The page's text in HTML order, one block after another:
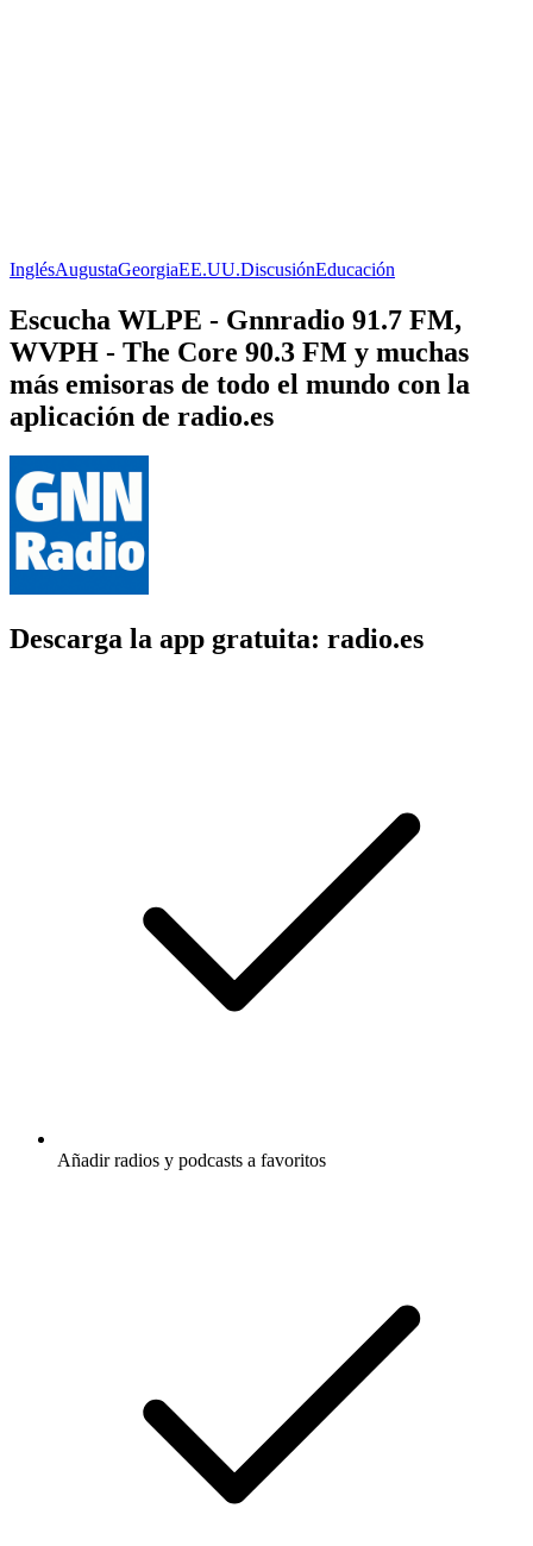
InglésAugustaGeorgiaEE.UU.DiscusiónEducación
Escucha WLPE - Gnnradio 91.7 FM,
WVPH - The Core 90.3 FM y muchas
más emisoras de todo el mundo con la
aplicación de radio.es
Descarga la app gratuita: radio.es
Añadir radios y podcasts a favoritos